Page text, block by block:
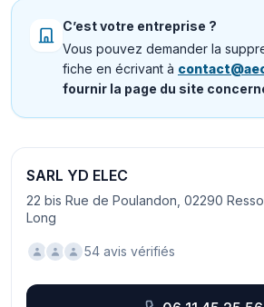
C’est votre entreprise ?
Vous pouvez demander la
fiche en écrivant à
fournir la page du site
SARL YD ELEC
22 bis Rue de Poulandon, 02290
Long
54 avis vérifiés